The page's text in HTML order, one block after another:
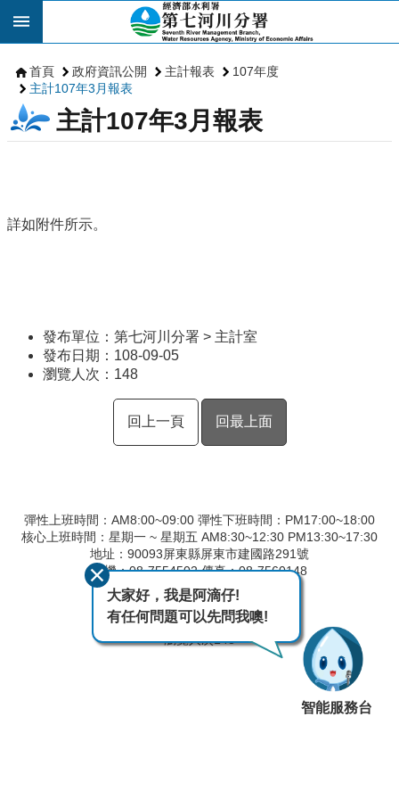
跳到主要內容區塊
首頁 政府資訊公開 主計報表
107年度
主計107年3月報表
主計107年3月報表
詳如附件所示。
發布單位：第七河川分署 > 主計室
發布日期：108-09-05
瀏覽人次： 148
回上一頁 回最上面
彈性上班時間：AM8:00~09:00 彈性下班時間：PM17:00~18:00
核心上班時間：星期一 ~ 星期五 AM8:30~12:30 PM13:30~17:30
地址：90093屏東縣屏東市建國路291號
總機：08-7554502 傳真：08-7560148
廉政專線：08-7554506
最後異動日期115-08-07
瀏覽人次148
大家好，我是阿滴仔!
有任何問題可以先問我噢!
智能服務台